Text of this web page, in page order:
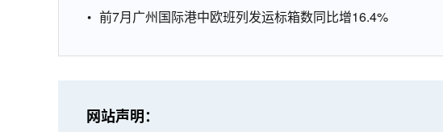
前7月广州国际港中欧班列发运标箱数同比增16.4%
网站声明：